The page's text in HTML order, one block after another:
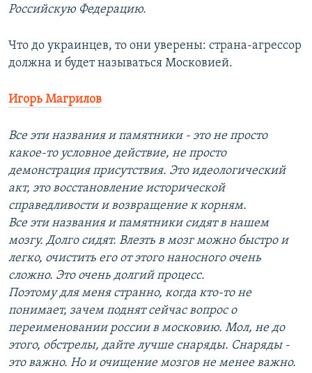
Российскую Федерацию.
Что до украинцев, то они уверены: страна-агрессор
должна и будет называться Московией.
Игорь Магрилов
Все эти названия и памятники - это не просто
какое-то условное действие, не просто
демонстрация присутствия. Это идеологический
акт, это восстановление исторической
справедливости и возвращение к корням.
Все эти названия и памятники сидят в нашем
мозгу. Долго сидят. Влезть в мозг можно быстро и
легко, очистить его от этого наносного очень
сложно. Это очень долгий процесс.
Поэтому для меня странно, когда кто-то не
понимает, зачем поднят сейчас вопрос о
переименовании россии в московию. Мол, не до
этого, обстрелы, дайте лучше снаряды. Снаряды -
это важно. Но и очищение мозгов не менее важно.